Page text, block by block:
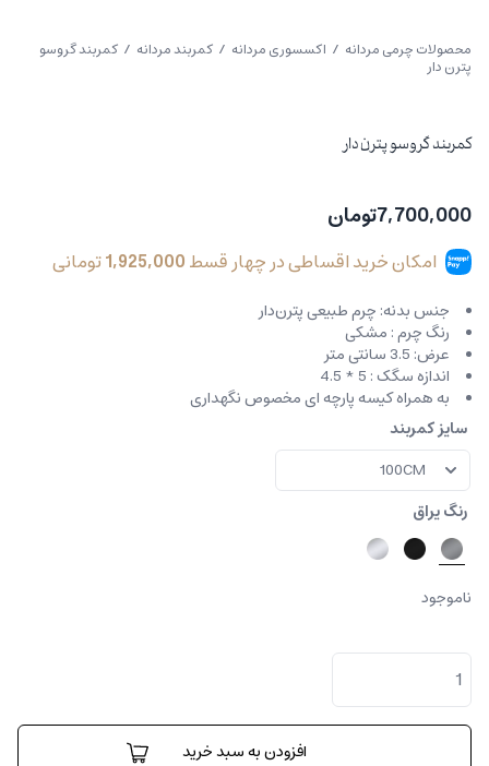
محصولات چرمی مردانه / اکسسوری مردانه / کمربند مردانه / کمربند گروسو
پترن دار
کمربند گروسو پترن دار
7,700,000تومان
امکان خرید اقساطی در چهار قسط1,925,000تومانی
جنس بدنه: چرم طبیعی پترن‌دار
رنگ چرم : مشکی
عرض: 3.5 سانتی متر
اندازه سگک : 5 * 4.5
به همراه کیسه پارچه ای مخصوص نگهداری
سایز کمربند
رنگ یراق
ناموجود
کمربند
گروسو
پترن
دار
افزودن به سبد خرید